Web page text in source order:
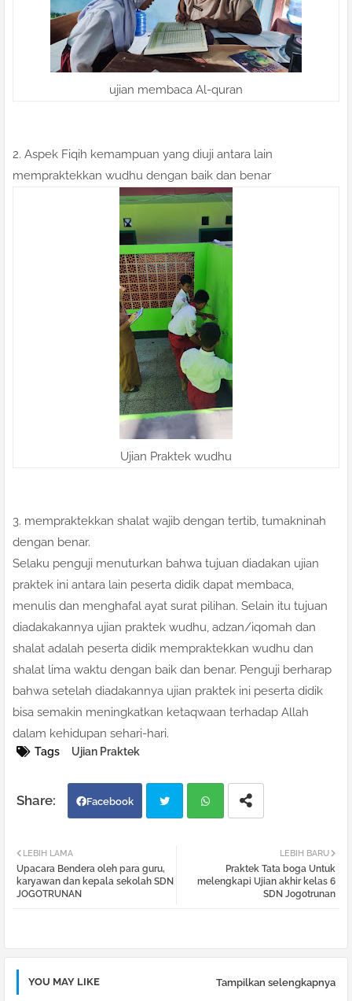
ujian membaca Al-quran
2. Aspek Fiqih kemampuan yang diuji antara lain
mempraktekkan wudhu dengan baik dan benar
Ujian Praktek wudhu
3. mempraktekkan shalat wajib dengan tertib, tumakninah
dengan benar.
Selaku penguji menuturkan bahwa tujuan diadakan ujian
praktek ini antara lain peserta didik dapat membaca,
menulis dan menghafal ayat surat pilihan. Selain itu tujuan
diadakakannya ujian praktek wudhu, adzan/iqomah dan
shalat adalah peserta didik mempraktekkan wudhu dan
shalat lima waktu dengan baik dan benar. Penguji berharap
bahwa setelah diadakannya ujian praktek ini peserta didik
bisa semakin meningkatkan ketaqwaan terhadap Allah
dalam kehidupan sehari-hari.
Tags Ujian Praktek
Facebook
tter
LEBIH BARU
Praktek Tata boga Untuk
melengkapi Ujian akhir kelas 6
SDN Jogotrunan
LEBIH LAMA
Upacara Bendera oleh para guru,
karyawan dan kepala sekolah SDN
JOGOTRUNAN
YOU MAY LIKE Tampilkan selengkapnya